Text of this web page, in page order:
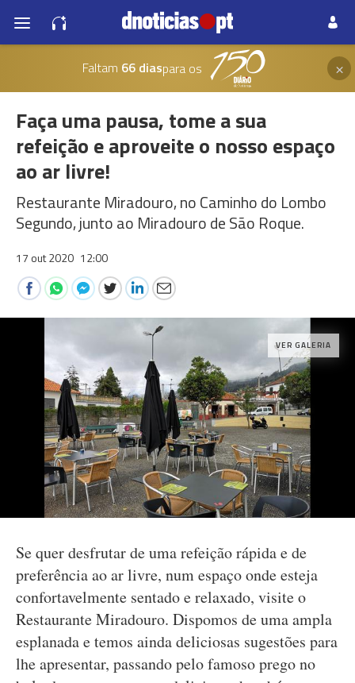
Faltam 66 diaspara os ×
Faça uma pausa, tome a sua
refeição e aproveite o nosso espaço
ao ar livre!
Restaurante Miradouro, no Caminho do Lombo
Segundo, junto ao Miradouro de São Roque.
17 out 2020 12:00
VER GALERIA
Se quer desfrutar de uma refeição rápida e de
preferência ao ar livre, num espaço onde esteja
confortavelmente sentado e relaxado, visite o
Restaurante Miradouro. Dispomos de uma ampla
esplanada e temos ainda deliciosas sugestões para
lhe apresentar, passando pelo famoso prego no